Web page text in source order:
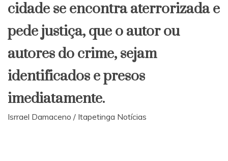
cidade se encontra aterrorizada e
pede justiça, que o autor ou
autores do crime, sejam
identificados e presos
imediatamente.
Isrrael Damaceno / Itapetinga Notícias